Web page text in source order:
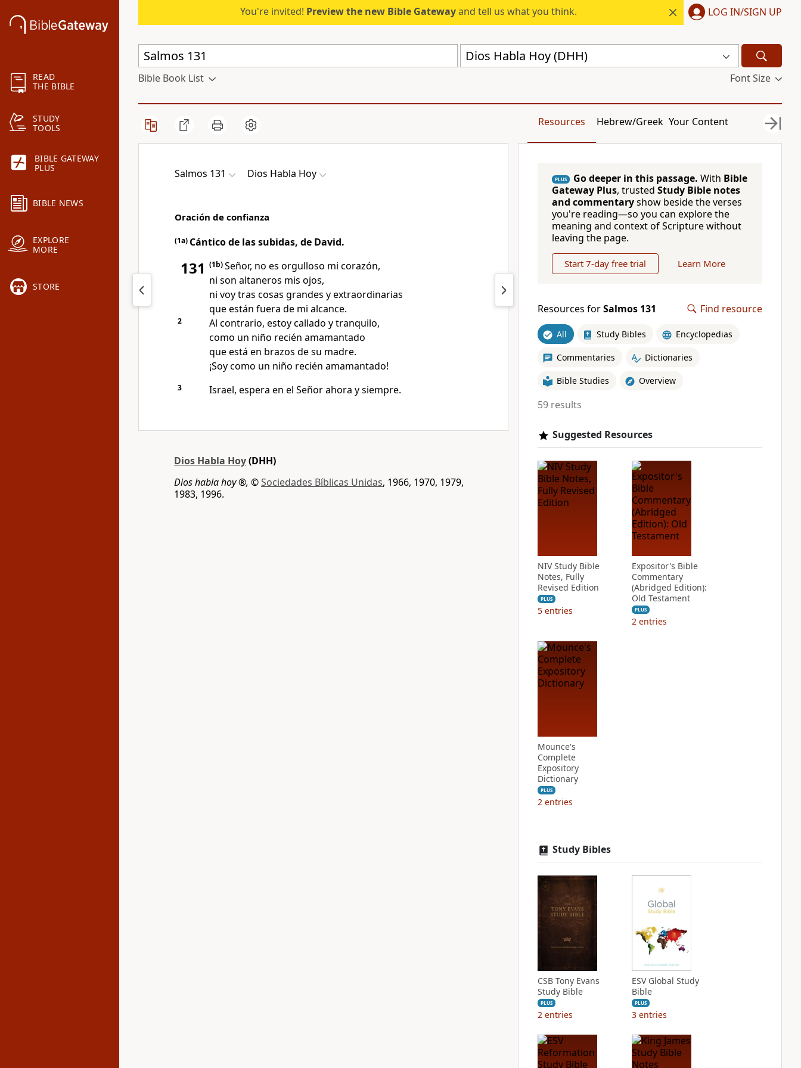
READ
THE BIBLE
STUDY
TOOLS
BIBLE GATEWAY
PLUS
BIBLE NEWS
EXPLORE
MORE
STORE
You're invited! Preview the new Bible Gatewayand tell us what you think. LOG IN/SIGN UP
Dios Habla Hoy (DHH)
Bible Book List Font Size
Resources Hebrew/Greek Your Content
Salmos 131 Dios Habla Hoy
Oración de confianza
(1a) Cántico de las subidas, de David.
131 (1b)Señor, no es orgulloso mi corazón,
ni son altaneros mis ojos,
ni voy tras cosas grandes y extraordinarias
que están fuera de mi alcance.
2
Al contrario, estoy callado y tranquilo,
como un niño recién amamantado
que está en brazos de su madre.
¡Soy como un niño recién amamantado!
3 Israel, espera en el Señor ahora y siempre.
Dios Habla Hoy(DHH)
Dios habla hoy ®, ©Sociedades Bíblicas Unidas, 1966, 1970, 1979,
1983, 1996.
PLUS Go deeper in this passage. With Bible
Gateway Plus, trusted Study Bible notes
and commentaryshow beside the verses
you're reading—so you can explore the
meaning and context of Scripture without
leaving the page.
Start 7-day free trial Learn More
Resources forSalmos 131 Find resource
All Study Bibles Encyclopedias
Commentaries Dictionaries
Bible Studies Overview
59 results
Suggested Resources
NIV Study Bible
Notes, Fully
Revised Edition
PLUS
5 entries
Expositor's Bible
Commentary
(Abridged Edition):
Old Testament
PLUS
2 entries
Mounce's
Complete
Expository
Dictionary
PLUS
2 entries
Study Bibles
CSB Tony Evans
Study Bible
PLUS
2 entries
ESV Global Study
Bible
PLUS
3 entries